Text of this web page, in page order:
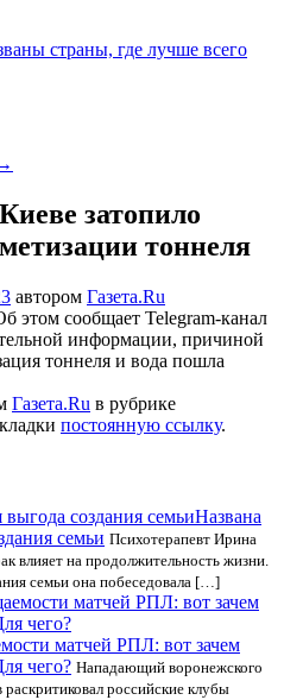
страны, где лучше всего
затопило
тоннеля
автором Газета.Ru
этом сообщает Telegram-канал
информации, причиной
тоннеля и вода пошла
Газета.Ru в рубрике
постоянную ссылку.
Названа
семьи Психотерапевт Ирина
влияет на продолжительность жизни.
семьи она побеседовала […]
матчей РПЛ: вот зачем
чего? Нападающий воронежского
российские клубы